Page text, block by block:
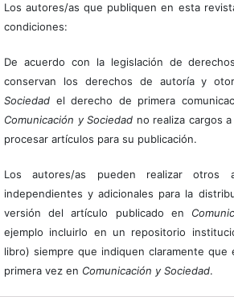
Los autores/as que publiquen en esta
condiciones:
De acuerdo con la legislación de
conservan los derechos de autoría y
Sociedadel derecho de primera
Comunicación y Sociedad no realiza cargos
procesar artículos para su publicación.
Los autores/as pueden realizar otros
independientes y adicionales para la
versión del artículo publicado en
ejemplo incluirlo en un repositorio
libro) siempre que indiquen claramente
primera vez en Comunicación y Sociedad.